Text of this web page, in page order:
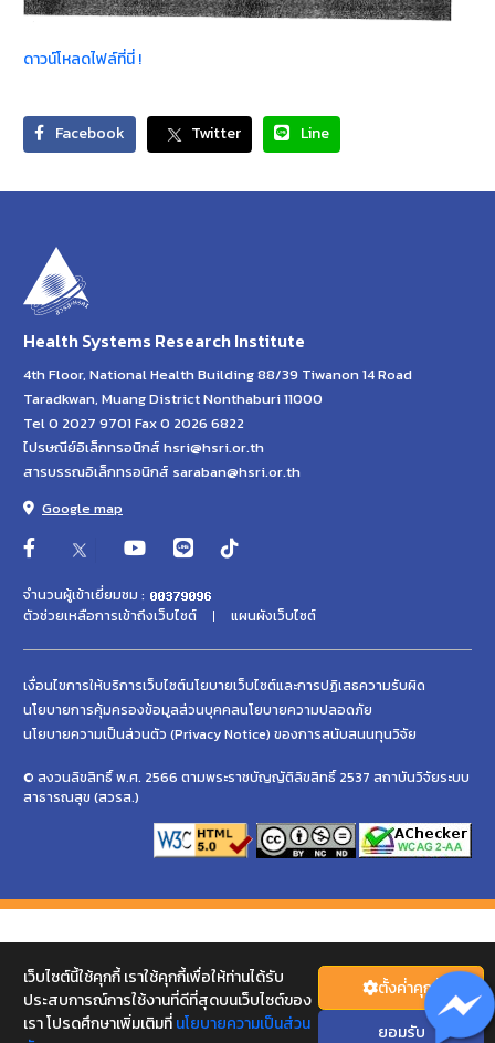
ดาวน์โหลดไฟล์ที่นี่ !
Facebook Twitter Line
Health Systems Research Institute
4th Floor, National Health Building 88/39 Tiwanon 14 Road
Taradkwan, Muang District Nonthaburi 11000
Tel 0 2027 9701 Fax 0 2026 6822
ไปรษณีย์อิเล็กทรอนิกส์ hsri@hsri.or.th
สารบรรณอิเล็กทรอนิกส์ saraban@hsri.or.th
Google map
จำนวนผู้เข้าเยี่ยมชม :
ตัวช่วยเหลือการเข้าถึงเว็บไซต์
แผนผังเว็บไซต์
เงื่อนไขการให้บริการเว็บไซต์นโยบายเว็บไซต์และการปฏิเสธความรับผิด
นโยบายการคุ้มครองข้อมูลส่วนบุคคลนโยบายความปลอดภัย
นโยบายความเป็นส่วนตัว (Privacy Notice) ของการสนับสนนทุนวิจัย
© สงวนลิขสิทธิ์ พ.ศ. 2566 ตามพระราชบัญญัติลิขสิทธิ์ 2537 สถาบันวิจัยระบบ
สาธารณสุข (สวรส.)
เว็บไซต์นี้ใช้คุกกี้ เราใช้คุกกี้เพื่อให้ท่านได้รับ
ประสบการณ์การใช้งานที่ดีที่สุดบนเว็บไซต์ของ
เรา โปรดศึกษาเพิ่มเติมที่นโยบายความเป็นส่วน
ตั้งค่่าคุกกี้
ยอมรับ